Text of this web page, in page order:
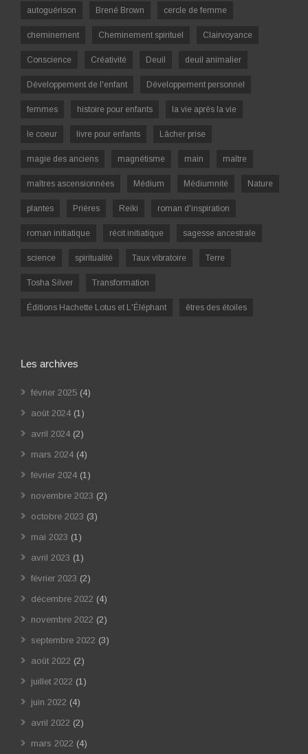
autoguérison Brené Brown cercle de femme
cheminement Cheminement spirituel Clairvoyance
Conscience Créativité Deuil deuil animalier
Développement de l'enfant Développement personnel
femmes histoire pour enfants la vie après la vie
le coeur livre pour enfants Lâcher prise
magie des anciens magnétisme main maître
maîtres ascensionnées Médium Médiumnité Nature
plantes Prières Reiki roman d'inspiration
roman initiatique récit initiatique sagesse ancestrale
science spiritualité Taux vibratoire Terre
Tosha Silver Transformation
Éditions Hachette Lotus et L'Éléphant êtres des étoiles
Les archives
février 2025 (4)
août 2024 (1)
avril 2024 (2)
mars 2024 (4)
février 2024 (1)
novembre 2023 (2)
octobre 2023 (3)
mai 2023 (1)
avril 2023 (1)
février 2023 (2)
décembre 2022 (4)
novembre 2022 (2)
septembre 2022 (3)
août 2022 (2)
juillet 2022 (1)
juin 2022 (4)
avril 2022 (2)
mars 2022 (4)